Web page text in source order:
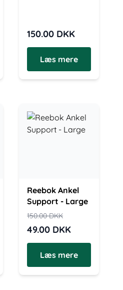
150.00 DKK
Læs mere
Reebok Ankel
Support - Large
150.00DKK
49.00 DKK
Læs mere